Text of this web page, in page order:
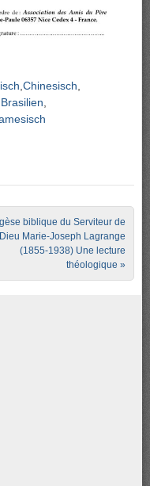
Chinesisch
biblique du Serviteur de
Dieu Marie-Joseph Lagrange
(1855-1938) Une lecture
théologique »